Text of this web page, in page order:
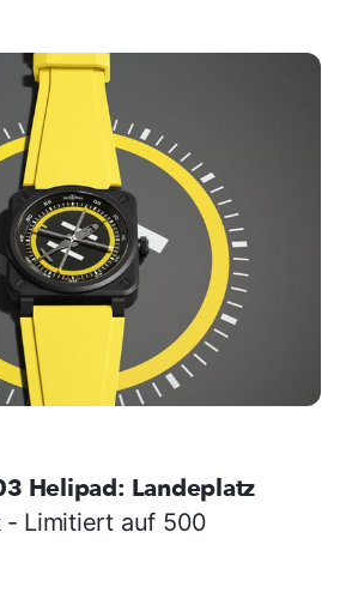
Helipad: Landeplatz
- Limitiert auf 500